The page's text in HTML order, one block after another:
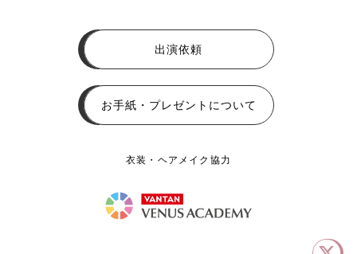
出演依頼
お手紙・プレゼントについて
衣装・ヘアメイク協力